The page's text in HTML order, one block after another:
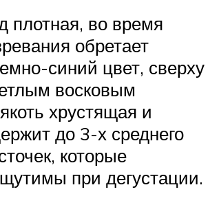
плотная, во время
обретает
синий цвет, сверху
восковым
хрустящая и
до 3-х среднего
которые
при дегустации.